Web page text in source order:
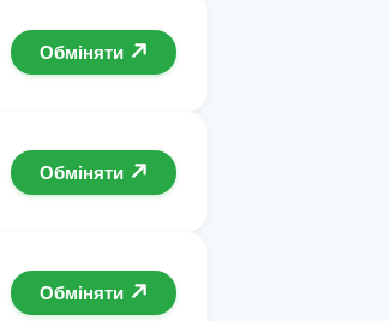
Обміняти
Обміняти
Обміняти